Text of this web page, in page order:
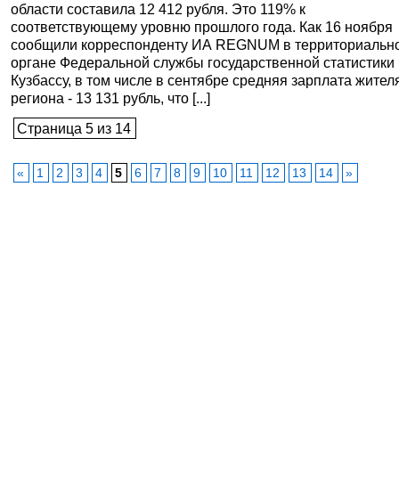
области составила 12 412 рубля. Это 119% к
соответствующему уровню прошлого года. Как 16 ноября
сообщили корреспонденту ИА REGNUM в
органе Федеральной службы государственной статистики
Кузбассу, в том числе в сентябре средняя зарплата
региона - 13 131 рубль, что [...]
Страница 5 из 14
« 1 2 3 4 5 6 7 8 9 10 11 12 13 14 »